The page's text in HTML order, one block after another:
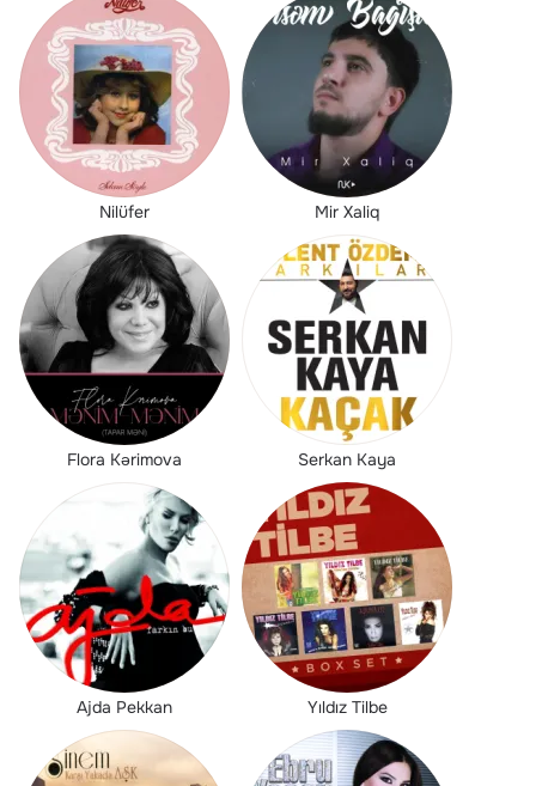
Nilüfer Mir Xaliq
Flora Kərimova Serkan Kaya
Ajda Pekkan Yıldız Tilbe